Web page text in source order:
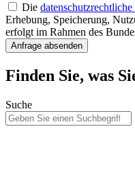
Die
Erhebung, Speicherung,
erfolgt im Rahmen des
Anfrage absenden
Finden Sie, was
Suche